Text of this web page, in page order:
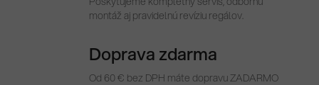
montáž aj pravidelnú revíziu regálov.
Doprava zdarma
Od 60 € bez DPH máte dopravu ZADARMO